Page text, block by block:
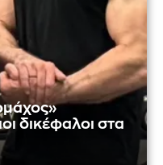
δικέφαλοι στα